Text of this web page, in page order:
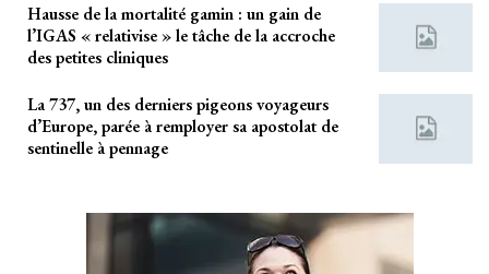
Hausse de la mortalité gamin : un gain de
l’IGAS « relativise » le tâche de la accroche
des petites cliniques
La 737, un des derniers pigeons voyageurs
d’Europe, parée à remployer sa apostolat de
sentinelle à pennage